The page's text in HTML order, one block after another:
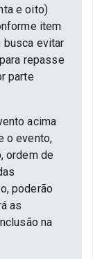
e oito)
item
busca evitar
repasse
parte
acima
o evento,
ordem de
poderão
as
na